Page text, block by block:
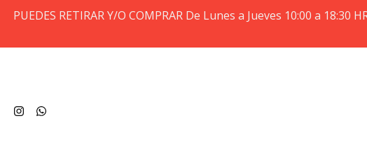
PUEDES RETIRAR Y/O COMPRAR De Lunes a Jueves 10:00 a 18:30